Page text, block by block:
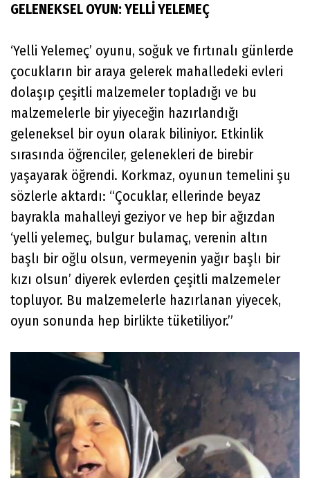
GELENEKSEL OYUN: YELLİ YELEMEÇ
‘Yelli Yelemeç’ oyunu, soğuk ve fırtınalı günlerde
çocukların bir araya gelerek mahalledeki evleri
dolaşıp çeşitli malzemeler topladığı ve bu
malzemelerle bir yiyeceğin hazırlandığı
geleneksel bir oyun olarak biliniyor. Etkinlik
sırasında öğrenciler, gelenekleri de birebir
yaşayarak öğrendi. Korkmaz, oyunun temelini şu
sözlerle aktardı: “Çocuklar, ellerinde beyaz
bayrakla mahalleyi geziyor ve hep bir ağızdan
‘yelli yelemeç, bulgur bulamaç, verenin altın
başlı bir oğlu olsun, vermeyenin yağır başlı bir
kızı olsun’ diyerek evlerden çeşitli malzemeler
topluyor. Bu malzemelerle hazırlanan yiyecek,
oyun sonunda hep birlikte tüketiliyor.”